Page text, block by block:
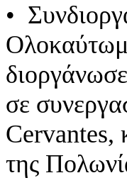
•
σε
Cervantes,
της